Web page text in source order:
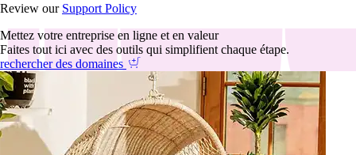
Review our Support Policy
Mettez votre entreprise en ligne et en valeur
Faites tout ici avec des outils qui simplifient chaque étape.
rechercher des domaines